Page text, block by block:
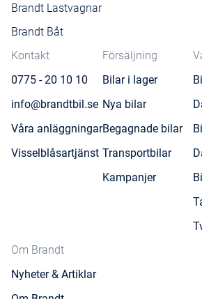
Brandt Lastvagnar
Brandt Båt
Kontakt
0775 - 20 10 10
info@brandtbil.se
Våra anläggningar
Visselblåsartjänst
Försäljning
Bilar i lager
Nya bilar
Begagnade bilar
Transportbilar
Kampanjer
Om Brandt
Nyheter & Artiklar